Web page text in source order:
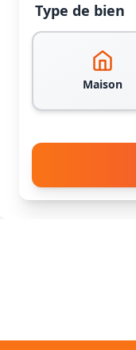
Type de bien
Maison